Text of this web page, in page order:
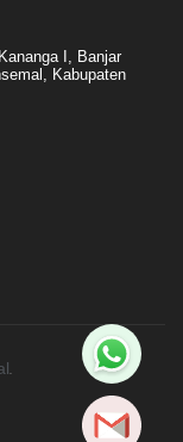
I, Banjar
Kabupaten
.